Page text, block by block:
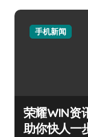
手机新闻
荣耀WIN资
助你快人一